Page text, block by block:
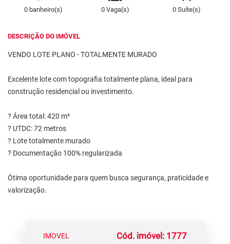
0 banheiro(s) 0 Vaga(s) 0 Suíte(s)
DESCRIÇÃO DO IMÓVEL
VENDO LOTE PLANO - TOTALMENTE MURADO
Excelente lote com topografia totalmente plana, ideal para
construção residencial ou investimento.
? Área total: 420 m²
? UTDC: 72 metros
? Lote totalmente murado
? Documentação 100% regularizada
Ótima oportunidade para quem busca segurança, praticidade e
valorização.
IMOVEL Cód. imóvel: 1777